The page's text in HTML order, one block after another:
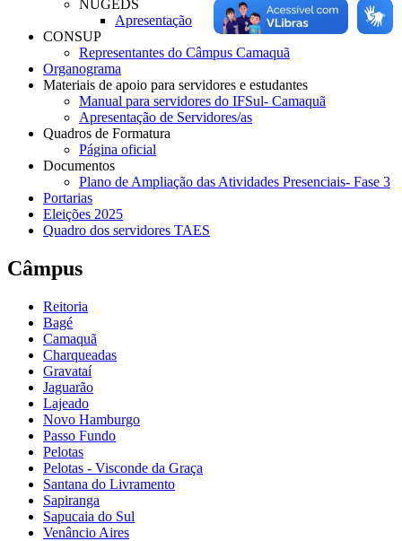
NUGEDS
Apresentação
CONSUP
Representantes do Câmpus Camaquã
Organograma
Materiais de apoio para servidores e estudantes
Manual para servidores do IFSul- Camaquã
Apresentação de Servidores/as
Quadros de Formatura
Página oficial
Documentos
Plano de Ampliação das Atividades Presenciais- Fase 3
Portarias
Eleições 2025
Quadro dos servidores TAES
Câmpus
Reitoria
Bagé
Camaquã
Charqueadas
Gravataí
Jaguarão
Lajeado
Novo Hamburgo
Passo Fundo
Pelotas
Pelotas - Visconde da Graça
Santana do Livramento
Sapiranga
Sapucaia do Sul
Venâncio Aires